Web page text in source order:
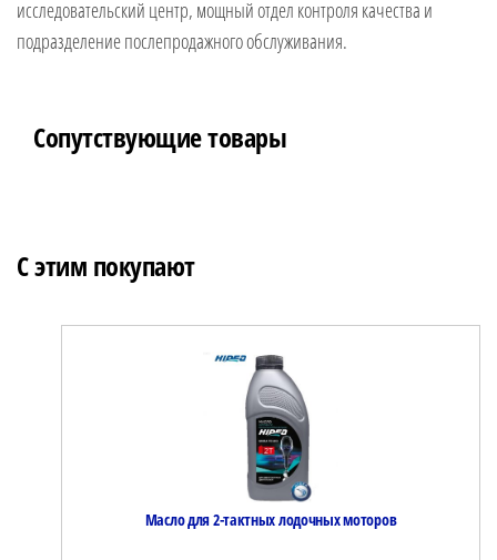
исследовательский центр, мощный отдел контроля качества и
подразделение послепродажного обслуживания.
Сопутствующие товары
С этим покупают
Масло для 2-тактных лодочных моторов